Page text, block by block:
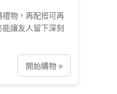
物，再配搭可再
讓友人留下深刻
開始購物 »